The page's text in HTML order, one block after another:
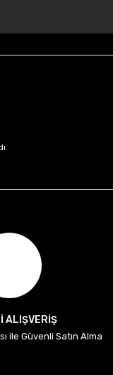
ALIŞVERİŞ
ile Güvenli Satın Alma